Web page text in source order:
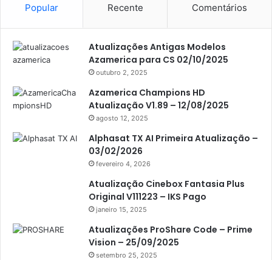
Americabox S105
Americabox S105 Plus
Americabox S205
Americabox S205 Plus
Americabox S305 Plus
Artcom
Atacado Games
Athomics
Athomics Eon
Athomics i3
Athomics i3 Bold
Athomics Inspire Qi
Popular Recente Comentários
Atualizações Antigas Modelos
Azamerica para CS 02/10/2025
outubro 2, 2025
Azamerica Champions HD
Atualização V1.89 – 12/08/2025
agosto 12, 2025
Alphasat TX AI Primeira Atualização –
03/02/2026
fevereiro 4, 2026
Atualização Cinebox Fantasia Plus
Original V111223 – IKS Pago
janeiro 15, 2025
Atualizações ProShare Code – Prime
Vision – 25/09/2025
setembro 25, 2025